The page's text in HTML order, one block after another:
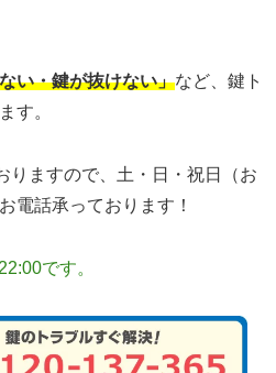
い・鍵が抜けない」など、鍵ト
す。
りますので、土・日・祝日（お
電話承っております！
です。